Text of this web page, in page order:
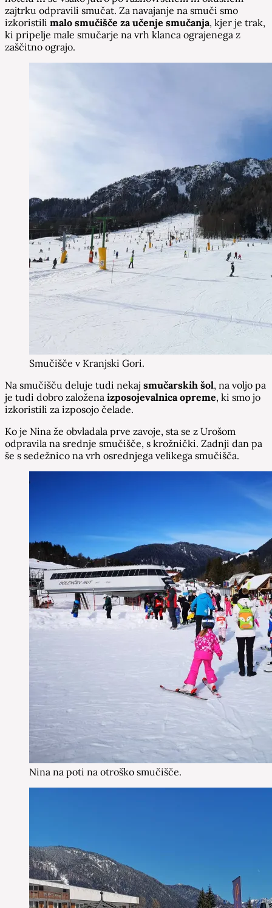
zajtrku odpravili smučat. Za navajanje na smuči smo
izkoristili malo smučišče za učenje smučanja, kjer je trak,
ki pripelje male smučarje na vrh klanca ograjenega z
zaščitno ograjo.
Smučišče v Kranjski Gori.
Na smučišču deluje tudi nekaj smučarskih šol, na voljo pa
je tudi dobro založena izposojevalnica opreme, ki smo jo
izkoristili za izposojo čelade.
Ko je Nina že obvladala prve zavoje, sta se z Urošom
odpravila na srednje smučišče, s krožnički. Zadnji dan pa
še s sedežnico na vrh osrednjega velikega smučišča.
Nina na poti na otroško smučišče.